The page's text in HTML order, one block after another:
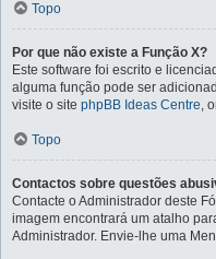
Topo
Por que não existe a Função X?
Este software foi escrito e
alguma função pode ser
visite o site phpBB Ideas Centre,
Topo
Contactos sobre questões
Contacte o Administrador deste
imagem encontrará um atalho
Administrador. Envie-lhe uma